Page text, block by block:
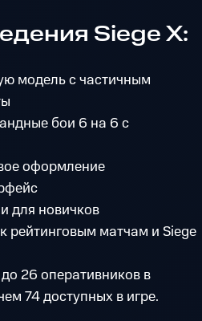
Siege X:
модель с частичным
бои 6 на 6 с
оформление
для новичков
рейтинговым матчам и Siege
26 оперативников в
74 доступных в игре.